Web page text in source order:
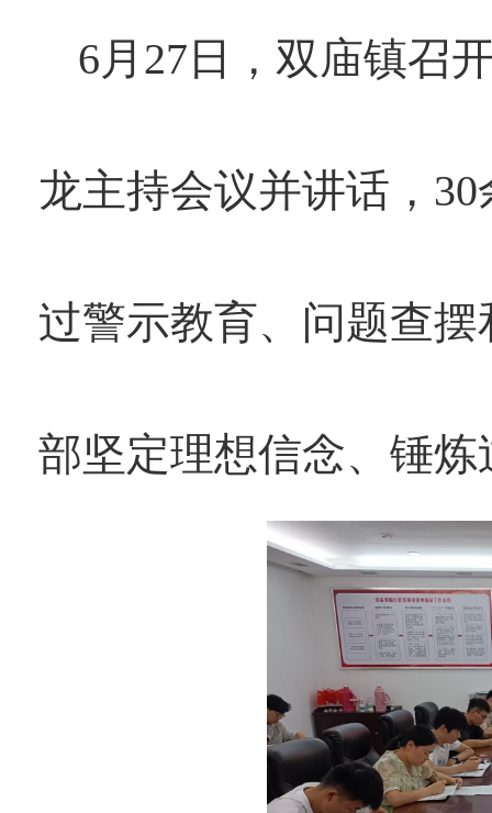
6月27日，双庙镇召
龙主持会议并讲话，
过警示教育、问题查
部坚定理想信念、锤炼